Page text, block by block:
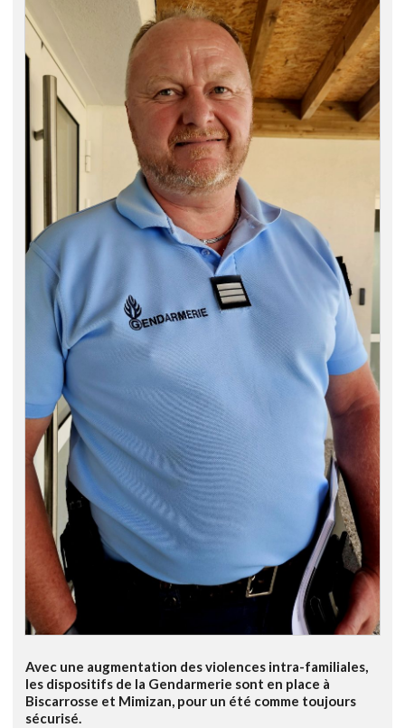
Avec une augmentation des violences intra-familiales,
les dispositifs de la Gendarmerie sont en place à
Biscarrosse et Mimizan, pour un été comme toujours
sécurisé.